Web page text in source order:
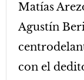
Matías
Agustín
con el